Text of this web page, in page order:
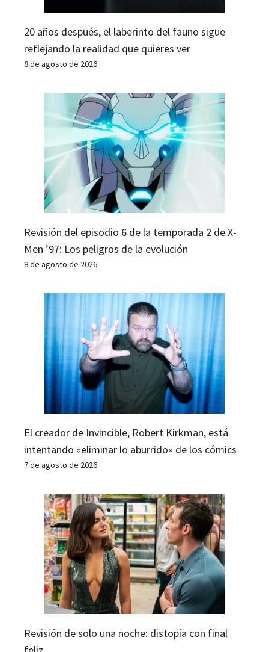
20 años después, el laberinto del fauno sigue
reflejando la realidad que quieres ver
8 de agosto de 2026
Revisión del episodio 6 de la temporada 2 de X-
Men ’97: Los peligros de la evolución
8 de agosto de 2026
El creador de Invincible, Robert Kirkman, está
intentando «eliminar lo aburrido» de los cómics
7 de agosto de 2026
Revisión de solo una noche: distopía con final